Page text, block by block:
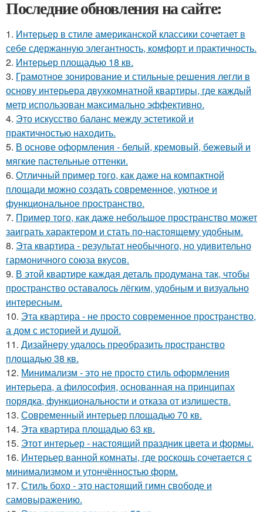
Последние обновления на сайте:
1. Интерьер в стиле американской классики сочетает в
себе сдержанную элегантность, комфорт и практичность.
2. Интерьер площадью 18 кв.
3. Грамотное зонирование и стильные решения легли в
основу интерьера двухкомнатной квартиры, где каждый
метр использован максимально эффективно.
4. Это искусство баланс между эстетикой и
практичностью находить.
5. В основе оформления - белый, кремовый, бежевый и
мягкие пастельные оттенки.
6. Отличный пример того, как даже на компактной
площади можно создать современное, уютное и
функциональное пространство.
7. Пример того, как даже небольшое пространство может
заиграть характером и стать по-настоящему удобным.
8. Эта квартира - результат необычного, но удивительно
гармоничного союза вкусов.
9. В этой квартире каждая деталь продумана так, чтобы
пространство оставалось лёгким, удобным и визуально
интересным.
10. Эта квартира - не просто современное пространство,
а дом с историей и душой.
11. Дизайнеру удалось преобразить пространство
площадью 38 кв.
12. Минимализм - это не просто стиль оформления
интерьера, а философия, основанная на принципах
порядка, функциональности и отказа от излишеств.
13. Современный интерьер площадью 70 кв.
14. Эта квартира площадью 63 кв.
15. Этот интерьер - настоящий праздник цвета и формы.
16. Интерьер ванной комнаты, где роскошь сочетается с
минимализмом и утончённостью форм.
17. Стиль бохо - это настоящий гимн свободе и
самовыражению.